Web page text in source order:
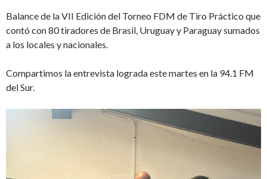
Balance de la VII Edición del Torneo FDM de Tiro Práctico que
contó con 80 tiradores de Brasil, Uruguay y Paraguay sumados
a los locales y nacionales.
Compartimos la entrevista lograda este martes en la 94.1 FM
del Sur.